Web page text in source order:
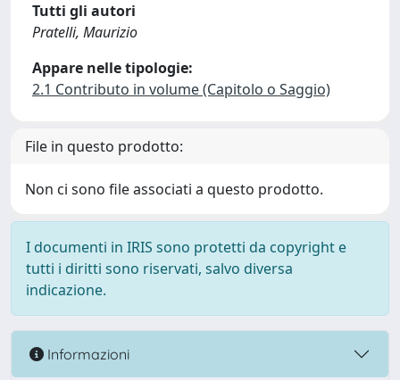
Tutti gli autori
Pratelli, Maurizio
Appare nelle tipologie:
2.1 Contributo in volume (Capitolo o Saggio)
File in questo prodotto:
Non ci sono file associati a questo prodotto.
I documenti in IRIS sono protetti da copyright e
tutti i diritti sono riservati, salvo diversa
indicazione.
Informazioni